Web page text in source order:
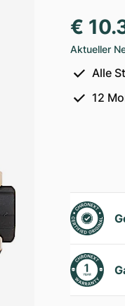
€
Aktueller
Alle
12